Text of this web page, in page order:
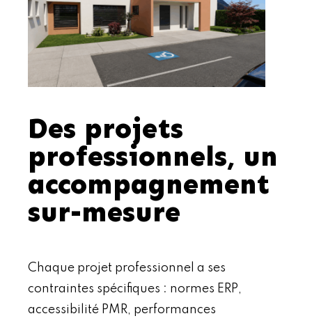
Des projets
professionnels, un
accompagnement
sur-mesure
Chaque projet professionnel a ses
contraintes spécifiques : normes ERP,
accessibilité PMR, performances